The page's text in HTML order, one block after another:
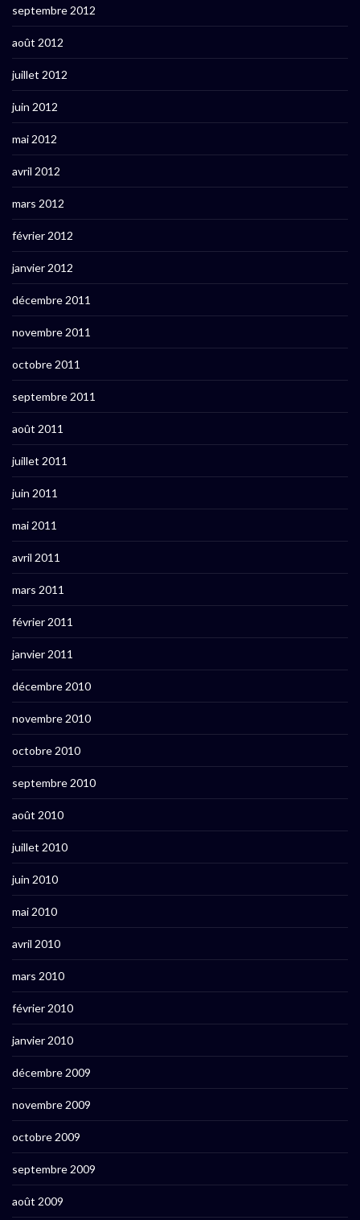
septembre 2012
août 2012
juillet 2012
juin 2012
mai 2012
avril 2012
mars 2012
février 2012
janvier 2012
décembre 2011
novembre 2011
octobre 2011
septembre 2011
août 2011
juillet 2011
juin 2011
mai 2011
avril 2011
mars 2011
février 2011
janvier 2011
décembre 2010
novembre 2010
octobre 2010
septembre 2010
août 2010
juillet 2010
juin 2010
mai 2010
avril 2010
mars 2010
février 2010
janvier 2010
décembre 2009
novembre 2009
octobre 2009
septembre 2009
août 2009